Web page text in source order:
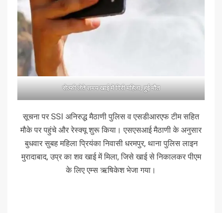
सेल्फी लेते समय खाई में गिरी महिला, हुई मौत
सूचना पर SSI अनिरुद्ध मैठाणी पुलिस व एसडीआरएफ टीम सहित
मौके पर पहुंचे और रेस्क्यू शुरू किया। एसएसआई मैठाणी के अनुसार
बुधवार सुबह महिला प्रियंका निवासी धरमपुर, थाना पुलिस लाइन
मुरादाबाद, उप्र का शव खाई में मिला, जिसे खाई से निकालकर पीएम
के लिए एम्स ऋषिकेश भेजा गया।